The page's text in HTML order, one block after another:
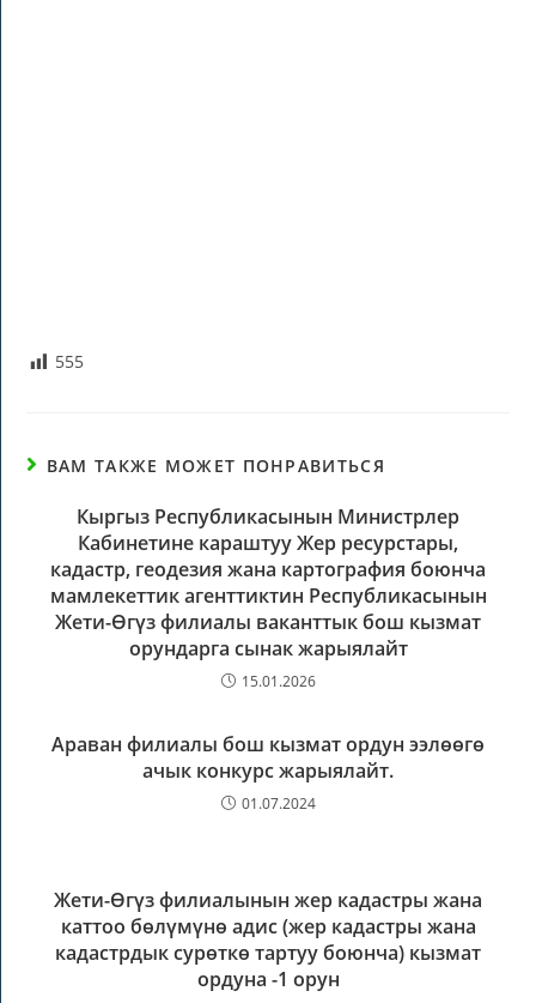
555
ВАМ ТАКЖЕ МОЖЕТ ПОНРАВИТЬСЯ
Кыргыз Республикасынын Министрлер
Кабинетине караштуу Жер ресурстары,
кадастр, геодезия жана картография боюнча
мамлекеттик агенттиктин Республикасынын
Жети-Өгүз филиалы ваканттык бош кызмат
орундарга сынак жарыялайт
15.01.2026
Араван филиалы бош кызмат ордун ээлөөгө
ачык конкурс жарыялайт.
01.07.2024
Жети-Өгүз филиалынын жер кадастры жана
каттоо бөлүмүнө адис (жер кадастры жана
кадастрдык сурөткө тартуу боюнча) кызмат
ордуна -1 орун